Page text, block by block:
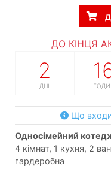
ДО КІНЦЯ
2
ДНІ
Що
односімейний
4 кімнат, 1 кухня, 2
гардеробна